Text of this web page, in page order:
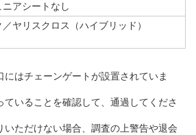
ニアシートなし
ヤリスクロス（ハイブリッド）
にはチェーンゲートが設置されていま
いることを確認して、通過してくださ
いただけない場合、調査の上警告や退会